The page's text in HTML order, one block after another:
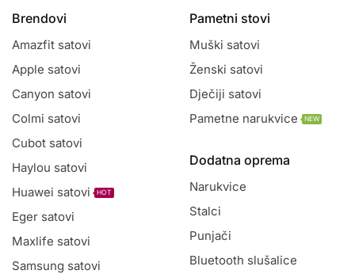
Brendovi
Amazfit satovi
Apple satovi
Canyon satovi
Colmi satovi
Cubot satovi
Haylou satovi
Huawei satovi
HOT
Eger satovi
Maxlife satovi
Samsung satovi
Pametni stovi
Muški satovi
Ženski satovi
Dječiji satovi
Pametne narukvice
NEW
Dodatna oprema
Narukvice
Stalci
Punjači
Bluetooth slušalice